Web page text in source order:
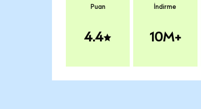
Puan
4.4
İndirme
10M+